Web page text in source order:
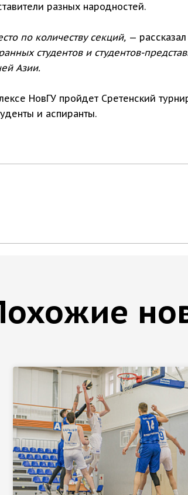
разных народностей.
по количеству секций, —
студентов и студентов-
Азии.
НовГУ пройдет Сретенский
и аспиранты.